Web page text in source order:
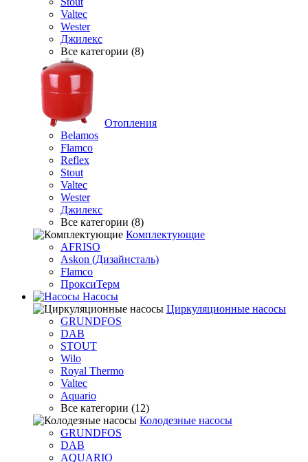
Valtec
Wester
Джилекс
Все категории (8)
Отопления
Belamos
Flamco
Reflex
Stout
Valtec
Wester
Джилекс
Все категории (8)
Комплектующие
AFRISO
Askon (Дизайнсталь)
Flamco
ПроксиТерм
Насосы
Циркуляционные насосы
GRUNDFOS
DAB
STOUT
Wilo
Royal Thermo
Valtec
Aquario
Все категории (12)
Колодезные насосы
GRUNDFOS
DAB
AQUARIO